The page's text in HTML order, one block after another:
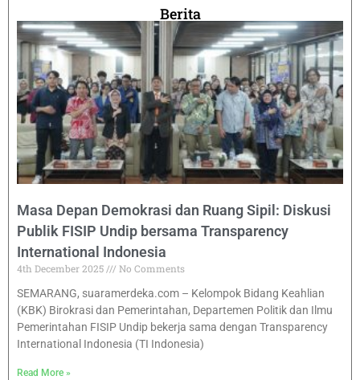
Berita
Masa Depan Demokrasi dan Ruang Sipil: Diskusi
Publik FISIP Undip bersama Transparency
International Indonesia
4th December 2025
No Comments
SEMARANG, suaramerdeka.com – Kelompok Bidang Keahlian
(KBK) Birokrasi dan Pemerintahan, Departemen Politik dan Ilmu
Pemerintahan FISIP Undip bekerja sama dengan Transparency
International Indonesia (TI Indonesia)
Read More »